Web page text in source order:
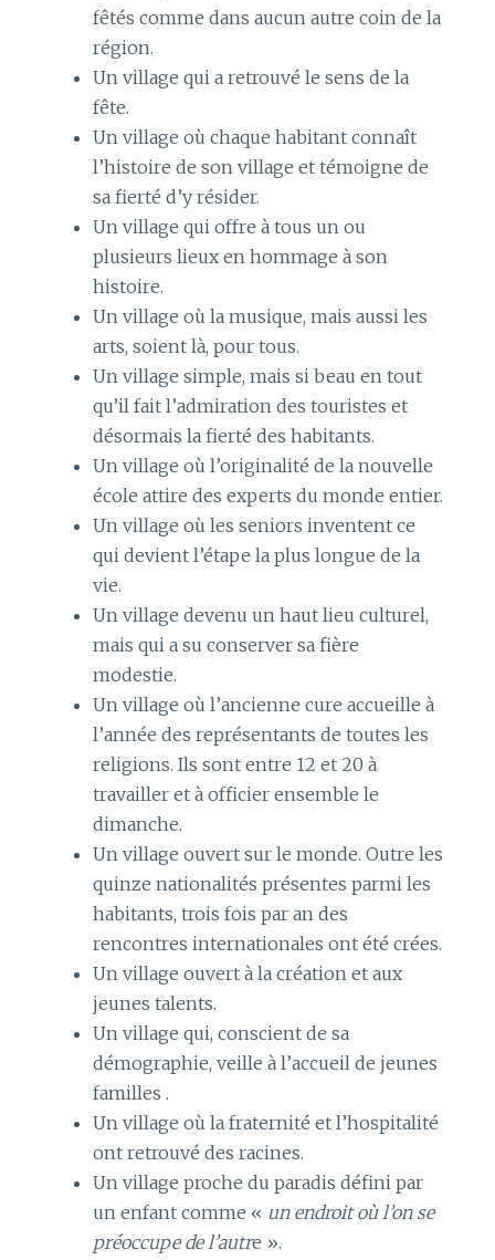
fêtés comme dans aucun autre coin de la
région.
Un village qui a retrouvé le sens de la
fête.
Un village où chaque habitant connaît
l’histoire de son village et témoigne de
sa fierté d’y résider.
Un village qui offre à tous un ou
plusieurs lieux en hommage à son
histoire.
Un village où la musique, mais aussi les
arts, soient là, pour tous.
Un village simple, mais si beau en tout
qu’il fait l’admiration des touristes et
désormais la fierté des habitants.
Un village où l’originalité de la nouvelle
école attire des experts du monde entier.
Un village où les seniors inventent ce
qui devient l’étape la plus longue de la
vie.
Un village devenu un haut lieu culturel,
mais qui a su conserver sa fière
modestie.
Un village où l’ancienne cure accueille à
l’année des représentants de toutes les
religions. Ils sont entre 12 et 20 à
travailler et à officier ensemble le
dimanche.
Un village ouvert sur le monde. Outre les
quinze nationalités présentes parmi les
habitants, trois fois par an des
rencontres internationales ont été crées.
Un village ouvert à la création et aux
jeunes talents.
Un village qui, conscient de sa
démographie, veille à l’accueil de jeunes
familles .
Un village où la fraternité et l’hospitalité
ont retrouvé des racines.
Un village proche du paradis défini par
un enfant comme « un endroit où l’on se
préoccupe de l’autre ».